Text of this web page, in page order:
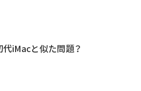
iMacと似た問題？